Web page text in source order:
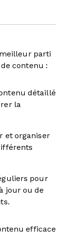
parti
contenu :
détaillé
la
et organiser
pour
jour ou de
efficace